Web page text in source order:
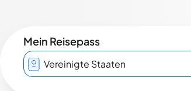
Mein Reisepass